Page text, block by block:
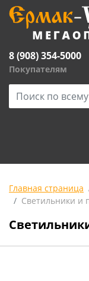
8 (908) 354-5000
Покупателям
Главная страница
Светильники и